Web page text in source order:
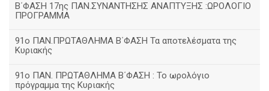
Β΄ΦΑΣΗ 17ης ΠΑΝ.ΣΥΝΑΝΤΗΣΗΣ ΑΝΑΠΤΥΞΗΣ :ΩΡΟΛΟΓΙΟ
ΠΡΟΓΡΑΜΜΑ
91ο ΠΑΝ.ΠΡΩΤΑΘΛΗΜΑ Β΄ΦΑΣΗ Τα αποτελέσματα της
Κυριακής
91ο ΠΑΝ. ΠΡΩΤΑΘΛΗΜΑ Β΄ΦΑΣΗ : Το ωρολόγιο
πρόγραμμα της Κυριακής